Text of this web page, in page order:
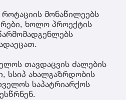
როტაციის მონაწილეებს
ხოლო პროექტის
თავდაცვის ძალების
სსიპ ახალგაზრდობის
საპატრიარქოს